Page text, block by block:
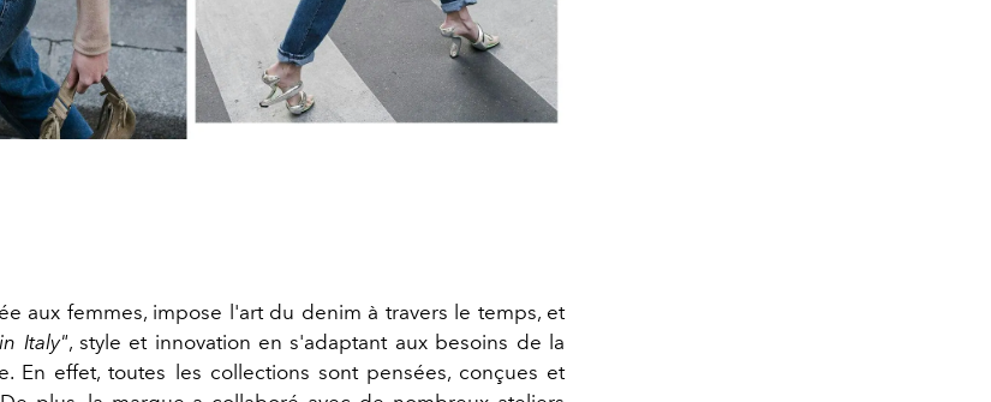
aux femmes, impose l'art du denim à travers le temps, et
Italy", style et innovation en s'adaptant aux besoins de la
En effet, toutes les collections sont pensées, conçues et